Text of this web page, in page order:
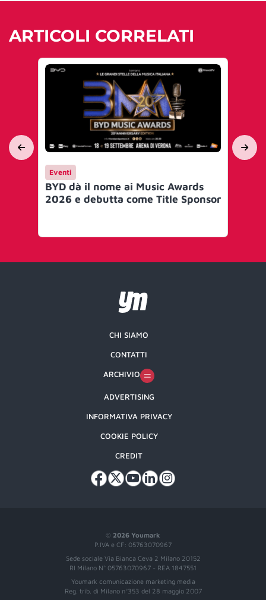
ARTICOLI CORRELATI
Eventi
BYD dà il nome ai Music Awards
2026 e debutta come Title Sponsor
© 2026 Youmark
P.IVA e CF: 05763070967
Sede sociale Via Bianca Ceva 2 Milano 20152
RI Milano N° 05763070967 - REA 1847551
Youmark comunicazione marketing media
Reg. trib. di Milano n°353 del 28 maggio 2007
CHI SIAMO
CONTATTI
ARCHIVIO
ADVERTISING
INFORMATIVA PRIVACY
COOKIE POLICY
CREDIT